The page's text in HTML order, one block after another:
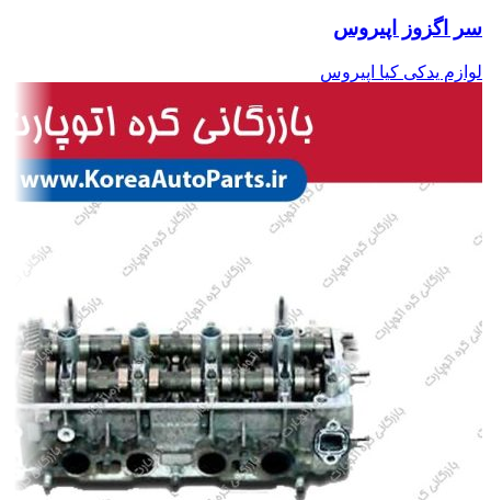
سر اگزوز اپیروس
لوازم یدکی کیا اپیروس